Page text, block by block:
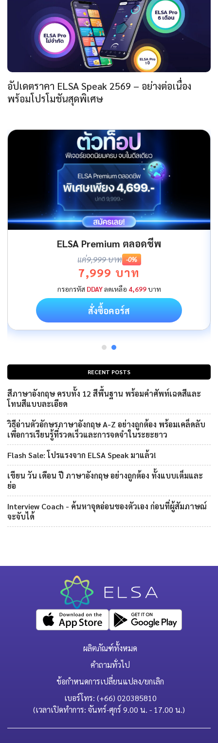
อัปเดตราคา ELSA Speak 2569 – อย่างต่อเนื่อง
พร้อมโปรโมชันสุดพิเศษ
RECENT POSTS
สีภาษาอังกฤษ ครบทั้ง 12 สีพื้นฐาน พร้อมคำศัพท์เฉดสีและ
โทนสีแบบละเอียด
วิธีอ่านตัวอักษรภาษาอังกฤษ A-Z อย่างถูกต้อง พร้อมเคล็ดลับ
เพื่อการเรียนรู้ที่รวดเร็วและการจดจำในระยะยาว
Flash Sale: โปรแรงจาก ELSA Speak มาแล้ว!
เขียน วัน เดือน ปี ภาษาอังกฤษ อย่างถูกต้อง ทั้งแบบเต็มและ
ย่อ
Interview Coach - ค้นหาจุดอ่อนของตัวเอง ก่อนที่ผู้สัมภาษณ์
จะจับได้
ELSA Premium ตลอดชีพ
แค่9,999 บาท -0%
7,999 บาท
กรอกรหัส DDAYลดเหลือ 4,699บาท
สั่งซื้อคอร์ส
ผลิตภัณฑ์ทั้งหมด
คำถามทั่วไป
ข้อกำหนดการเปลี่ยนแปลง/ยกเลิก
เบอร์โทร: (+66) 020385810
(เวลาเปิดทำการ: จันทร์-ศุกร์ 9.00 น. - 17.00 น.)